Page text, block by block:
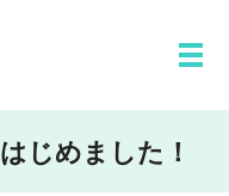
メ
じめました！